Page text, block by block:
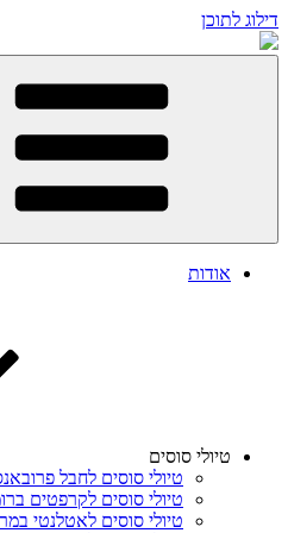
דילוג לתוכן
אודות
טיולי סוסים
טיולי סוסים לחבל
טיולי סוסים לקרפטים
טיולי סוסים לאטלנטי